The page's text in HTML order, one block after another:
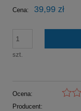
Cena: 39,99 zł
szt.
Ocena:
Producent: